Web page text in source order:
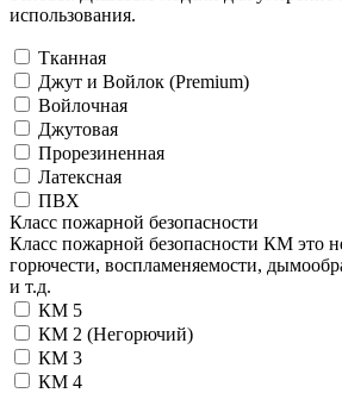
использования.
Тканная
Джут и Войлок (Premium)
Войлочная
Джутовая
Прорезиненная
Латексная
ПВХ
Класс пожарной безопасности
Класс пожарной безопасности КМ это
горючести, воспламеняемости,
и т.д.
КМ 5
КМ 2 (Негорючий)
КМ 3
КМ 4